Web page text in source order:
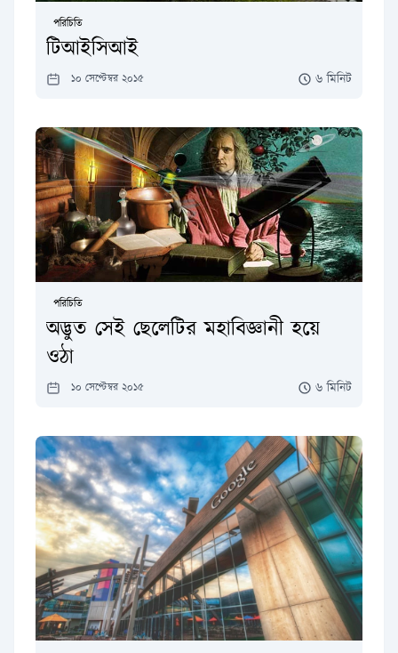
পরিচিতি
টিআইসিআই
১০ সেপ্টেম্বর ২০১৫ ৬ মিনিট
পরিচিতি
অদ্ভুত সেই ছেলেটির মহাবিজ্ঞানী হয়ে
ওঠা
১০ সেপ্টেম্বর ২০১৫ ৬ মিনিট